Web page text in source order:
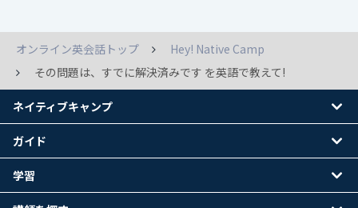
オンライン英会話トップ
Hey! Native Camp
その問題は、すでに解決済みです を英語で教えて!
ネイティブキャンプ
ガイド
学習